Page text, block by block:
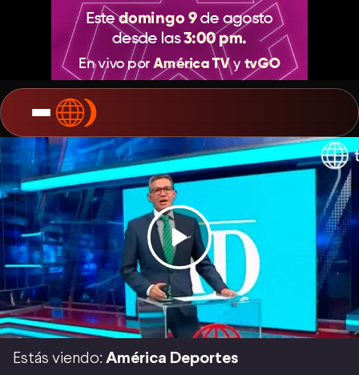
Estás viendo: América Deportes